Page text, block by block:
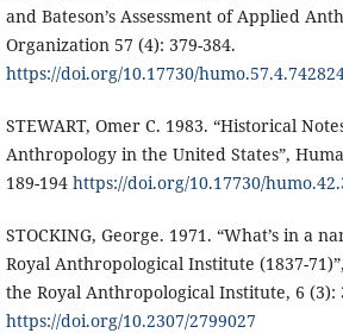
and Bateson’s Assessment of Applied
Organization 57 (4): 379-384.
https://doi.org/10.17730/
STEWART, Omer C. 1983. “Historical
Anthropology in the United States”,
189-194 https://doi.org/10.17730/
STOCKING, George. 1971. “What’s in a
Royal Anthropological Institute (1837-
the Royal Anthropological Institute, 6 (3):
https://doi.org/10.2307/2799027